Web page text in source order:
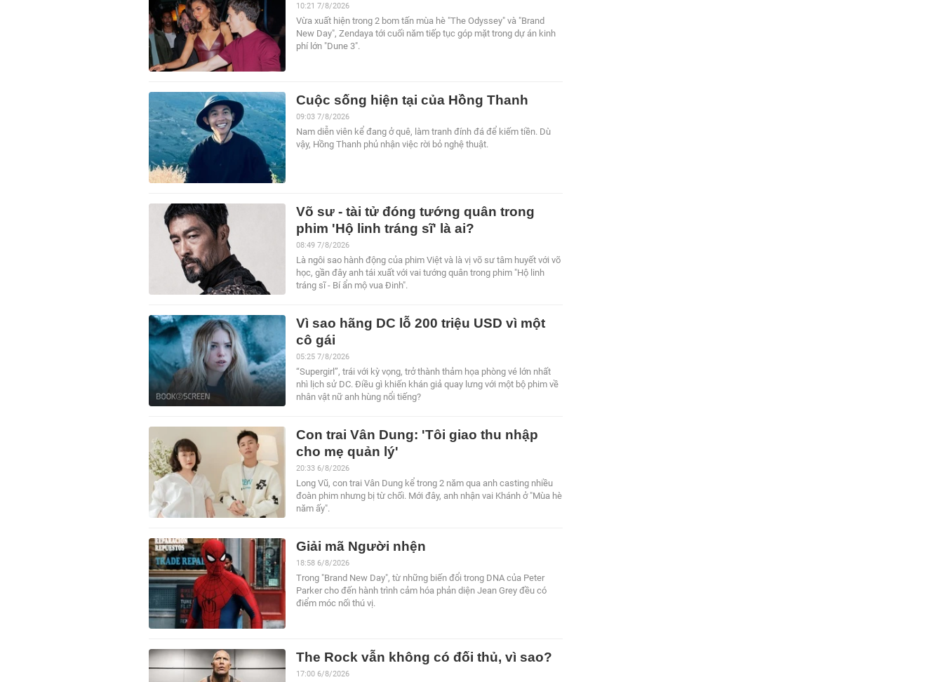
10:21 7/8/2026
Vừa xuất hiện trong 2 bom tấn mùa hè "The Odyssey" và "Brand
New Day", Zendaya tới cuối năm tiếp tục góp mặt trong dự án kinh
phí lớn "Dune 3".
Cuộc sống hiện tại của Hồng Thanh
09:03 7/8/2026
Nam diễn viên kể đang ở quê, làm tranh đính đá để kiếm tiền. Dù
vậy, Hồng Thanh phủ nhận việc rời bỏ nghệ thuật.
Võ sư - tài tử đóng tướng quân trong
phim 'Hộ linh tráng sĩ' là ai?
08:49 7/8/2026
Là ngôi sao hành động của phim Việt và là vị võ sư tâm huyết với võ
học, gần đây anh tái xuất với vai tướng quân trong phim "Hộ linh
tráng sĩ - Bí ẩn mộ vua Đinh".
Vì sao hãng DC lỗ 200 triệu USD vì một
cô gái
05:25 7/8/2026
“Supergirl”, trái với kỳ vọng, trở thành thảm họa phòng vé lớn nhất
nhì lịch sử DC. Điều gì khiến khán giả quay lưng với một bộ phim về
nhân vật nữ anh hùng nổi tiếng?
Con trai Vân Dung: 'Tôi giao thu nhập
cho mẹ quản lý'
20:33 6/8/2026
Long Vũ, con trai Vân Dung kể trong 2 năm qua anh casting nhiều
đoàn phim nhưng bị từ chối. Mới đây, anh nhận vai Khánh ở "Mùa hè
năm ấy".
Giải mã Người nhện
18:58 6/8/2026
Trong "Brand New Day", từ những biến đổi trong DNA của Peter
Parker cho đến hành trình cảm hóa phản diện Jean Grey đều có
điểm móc nối thú vị.
The Rock vẫn không có đối thủ, vì sao?
17:00 6/8/2026